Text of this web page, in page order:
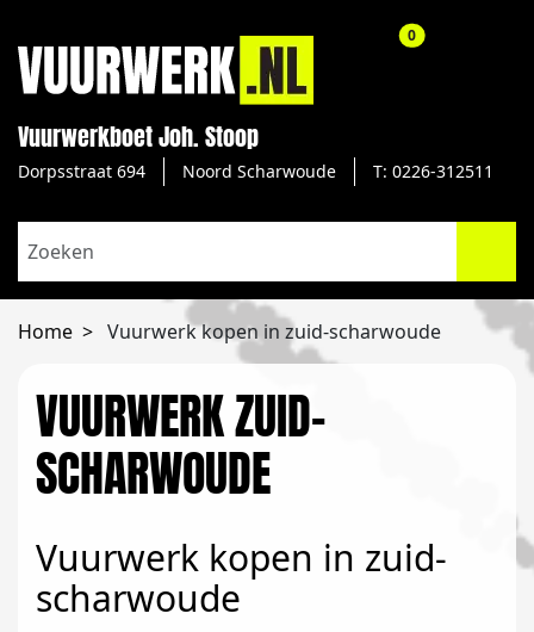
Vuurwerkboet Joh. Stoop
Dorpsstraat 694 Noord Scharwoude T: 0226-312511
0aantal
Home Vuurwerk kopen in zuid-scharwoude
VUURWERK ZUID-
SCHARWOUDE
Vuurwerk kopen in zuid-
scharwoude